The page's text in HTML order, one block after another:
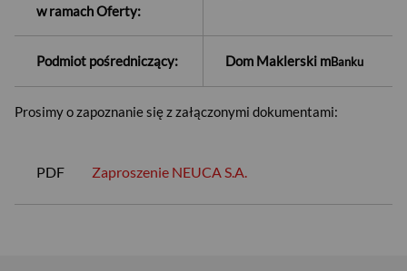
w ramach Oferty:
Podmiot pośredniczący: Dom Maklerski mBanku
Prosimy o zapoznanie się z załączonymi dokumentami:
PDF Zaproszenie NEUCA S.A.
EUR